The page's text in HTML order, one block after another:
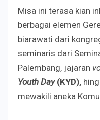
Misa ini terasa kian
berbagai elemen
biarawati dari
seminaris dari
Palembang, jajaran
Youth Day(KYD),
mewakili aneka